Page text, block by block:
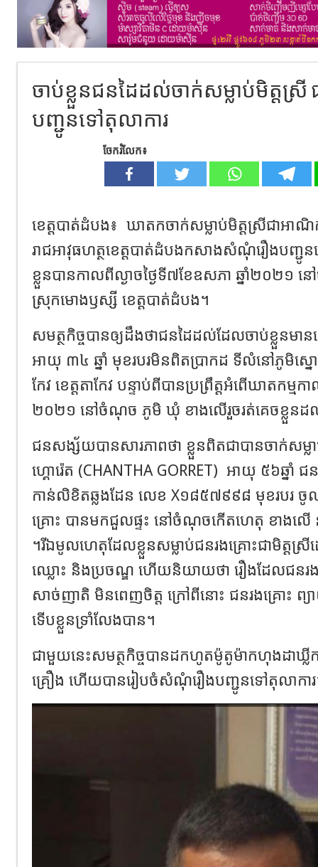
ចាប់ខ្លួន​ជនដៃដល់ចាក់​សម្លាប់​មិត្តស្
បញ្ជូនទៅតុលាការ
ចែករំលែក៖
ខេត្តបាត់ដំបង៖ ឃាតកចាក់សម្លាប់មិត្តស្រីជាអាណិ
រាជអាវុធហត្ថខេត្តបាត់ដំបងកសាងសំណុំរឿងបញ្ជូន
ខ្លួនបានកាលពីល្ងាច​ថ្ងៃទី​៧ខែឧសភា ឆ្នាំ​២០២១
ស្រុក​មោងឫស្សី ខេត្តបាត់ដំបង​។​
សមត្ថកិច្ច​បានឲ្យដឹងថាជនដៃដល់​ដែល​ចាប់ខ្លួន​ម
អាយុ ៣៤ ឆ្នាំ មុខរបរមិនពិតប្រាកដ ទីលំនៅ​ភូមិ​ស្នោរ
កែវ ខេត្តតាកែវ បន្ទាប់ពីបានប្រព្រឹត្តអំពើឃាតកម្មក
២០២១ នៅ​ចំណុច ភូមិ ឃុំ ខាងលើរួចរត់​គេចខ្លួន
ជន​សង្ស័យបាន​សារភាពថា ខ្លួន​ពិតជា​បាន​ចាក់​សម្ល
ហ្គោ​រ៉េត (CHANTHA GORRET) អាយុ ៥៦​ឆ្នាំ ជ
កាន់​លិខិតឆ្លងដែន លេខ X១៨៥៧៩៩៨ មុខរបរ ចូលនិ
គ្រោះ បានមក​ជួល​ផ្ទះ នៅ​ចំណុចកើតហេតុ ខាងលើ ន
។រីឯមូលហេតុដែលខ្លួនសម្លាប់ជនរងគ្រោះជា​មិត្តស្រី
ឈ្លោះ និង​ប្រចណ្ឌ ហើយ​និយាយថា រឿង​ដែល​ជនរងគ្
សាច់ញាតិ មិន​ពេញចិត្ត ក្រៅពីនោះ ជនរងគ្រោះ ព្យ
ទើប​ខ្លួន​ទ្រាំលែងបាន​។
ជាមួយនេះសមត្ថកិច្ចបានដកហូតម៉ូតូម៉ាកហុងដាឃ្លី
គ្រឿង ហើយបានរៀបចំ​សំណុំរឿងបញ្ជូនទៅ​តុលាកា